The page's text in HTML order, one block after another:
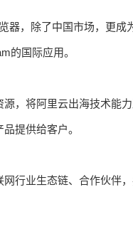
器，除了中国市场，更
的国际应用。
，将阿里云出海技术能
提供给客户。
行业生态链、合作伙伴